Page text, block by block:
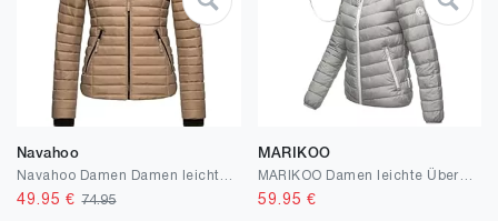
Navahoo
49.95 €74.95
MARIKOO
MARIKOO Damen leichte Übergangsjacke Kurze Steppjacke mit innen eingenähter Tragetasche zum einfachen Verstauen und praktischem Umhängen der Jacke Pack Mich EIN S-3XL
59.95 €